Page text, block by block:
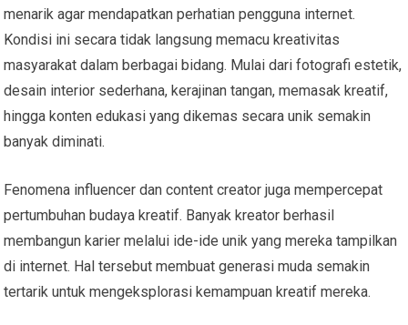
menarik agar mendapatkan perhatian pengguna internet.
Kondisi ini secara tidak langsung memacu kreativitas
masyarakat dalam berbagai bidang. Mulai dari fotografi estetik,
desain interior sederhana, kerajinan tangan, memasak kreatif,
hingga konten edukasi yang dikemas secara unik semakin
banyak diminati.
Fenomena influencer dan content creator juga mempercepat
pertumbuhan budaya kreatif. Banyak kreator berhasil
membangun karier melalui ide-ide unik yang mereka tampilkan
di internet. Hal tersebut membuat generasi muda semakin
tertarik untuk mengeksplorasi kemampuan kreatif mereka.